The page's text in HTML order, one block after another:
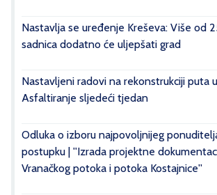
Nastavlja se uređenje Kreševa: Više od
sadnica dodatno će uljepšati grad
Nastavljeni radovi na rekonstrukciji puta
Asfaltiranje sljedeći tjedan
Odluka o izboru najpovoljnijeg
postupku | ''Izrada projektne
Vranačkog potoka i potoka Kostajnice''